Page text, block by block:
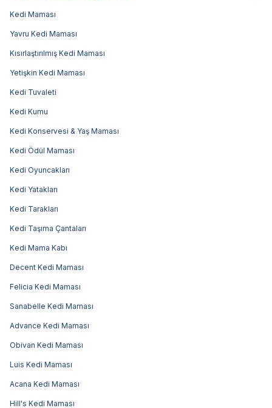
Kedi Maması
Yavru Kedi Maması
Kısırlaştırılmış Kedi Maması
Yetişkin Kedi Maması
Kedi Tuvaleti
Kedi Kumu
Kedi Konservesi & Yaş Maması
Kedi Ödül Maması
Kedi Oyuncakları
Kedi Yatakları
Kedi Tarakları
Kedi Taşıma Çantaları
Kedi Mama Kabı
Decent Kedi Maması
Felicia Kedi Maması
Sanabelle Kedi Maması
Advance Kedi Maması
Obivan Kedi Maması
Luis Kedi Maması
Acana Kedi Maması
Hill's Kedi Maması